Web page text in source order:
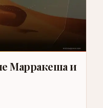
Марракеша и